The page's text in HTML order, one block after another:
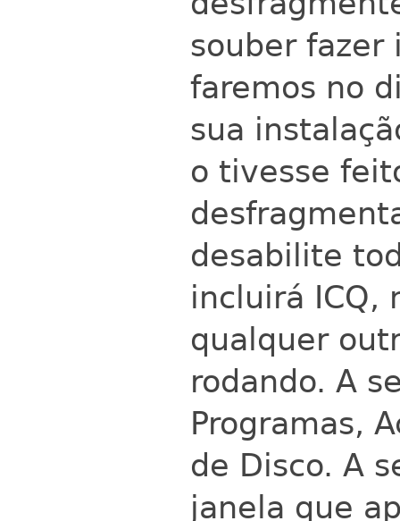
souber fazer
faremos no
sua
o tivesse
desabilite
incluirá ICQ,
qualquer
rodando. A
Programas,
de Disco. A
janela que